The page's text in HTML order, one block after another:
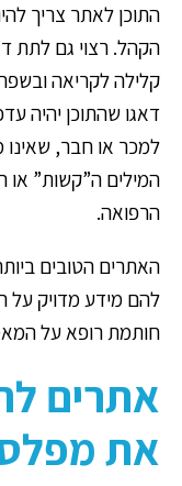
התוכן לאתר צריך
הקהל. רצוי גם לתת
קלילה לקריאה
דאגו שהתוכן יהיה
למכר או חבר, שאינו
המילים ה”קשות”
הרפואה.
האתרים הטובים
להם מידע מדויק על
חותמת רופא על
אתרים
את